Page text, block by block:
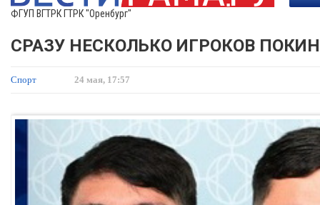
ФГУП ВГТРК ГТРК "Оренбург"
СРАЗУ НЕСКОЛЬКО ИГРОКОВ
Спорт 24 мая, 17:57